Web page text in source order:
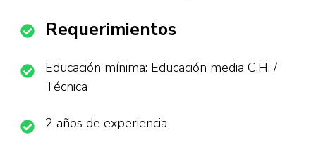
Requerimientos
Educación mínima: Educación media C.H. /
Técnica
2 años de experiencia